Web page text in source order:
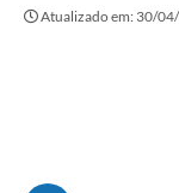
Atualizado em: 30/